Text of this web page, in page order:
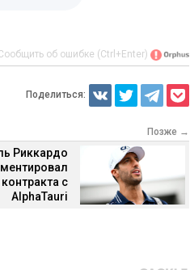
об ошибке (Ctrl+Enter)
Поделиться:
Позже →
Риккардо
с
AlphaTauri